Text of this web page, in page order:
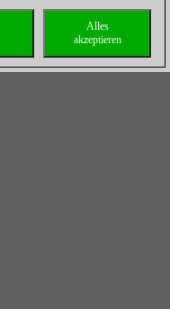
Alles
akzeptieren